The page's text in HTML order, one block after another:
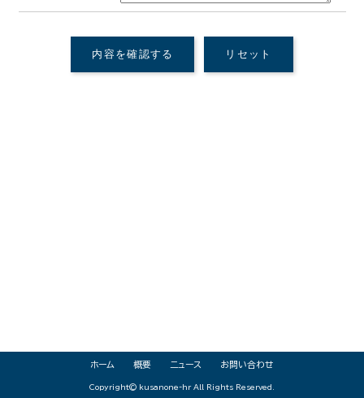
ホーム 概要 ニュース お問い合わせ
Copyright© kusanone-hrAll Rights Reserved.